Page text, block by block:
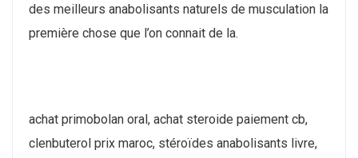
des meilleurs anabolisants naturels de musculation la
première chose que l’on connait de la.
achat primobolan oral, achat steroide paiement cb,
clenbuterol prix maroc, stéroïdes anabolisants livre,